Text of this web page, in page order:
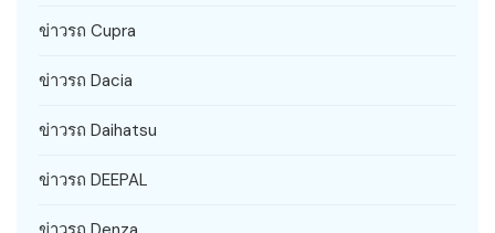
ข่าวรถ Cupra
ข่าวรถ Dacia
ข่าวรถ Daihatsu
ข่าวรถ DEEPAL